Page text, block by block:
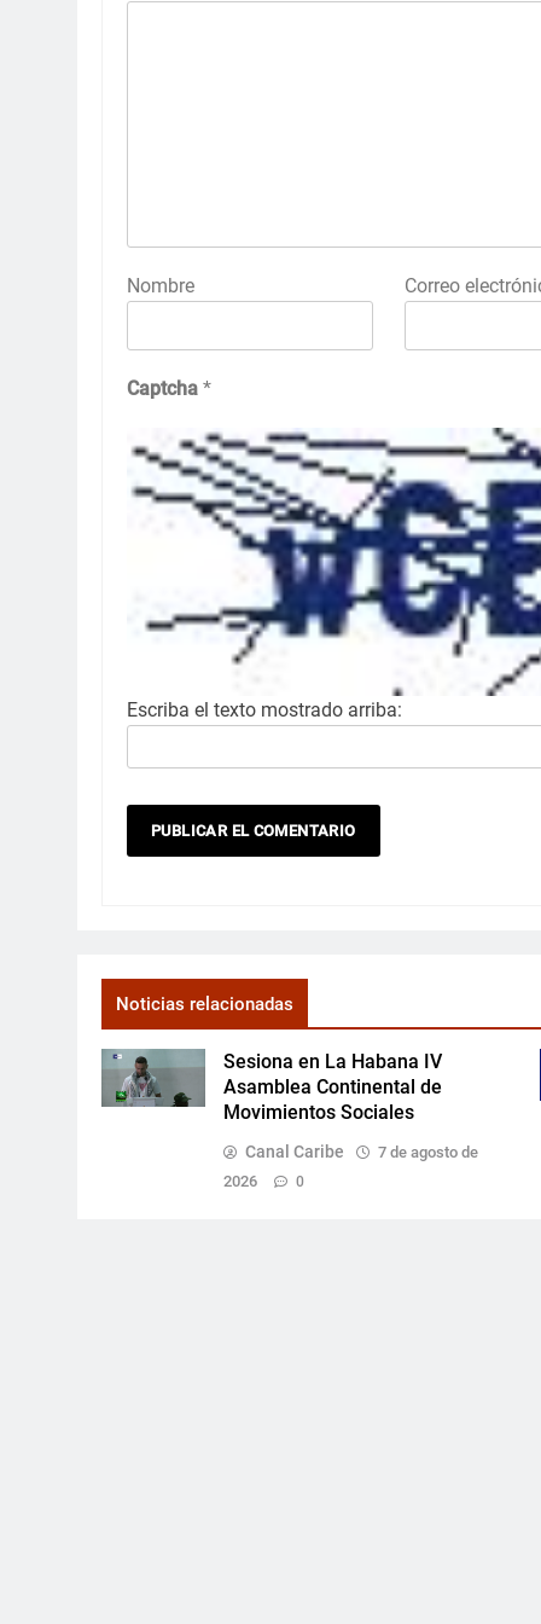
Nombre Correo
Captcha *
Escriba el texto mostrado arriba:
Noticias relacionadas
Sesiona en La Habana IV
Asamblea Continental de
Movimientos Sociales
Canal Caribe
7 de agosto de
2026
0